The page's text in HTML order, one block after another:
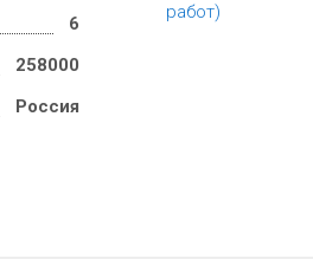
6
258000
Россия
работ)